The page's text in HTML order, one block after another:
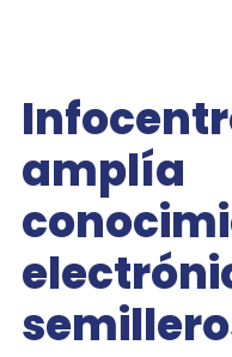
amplía